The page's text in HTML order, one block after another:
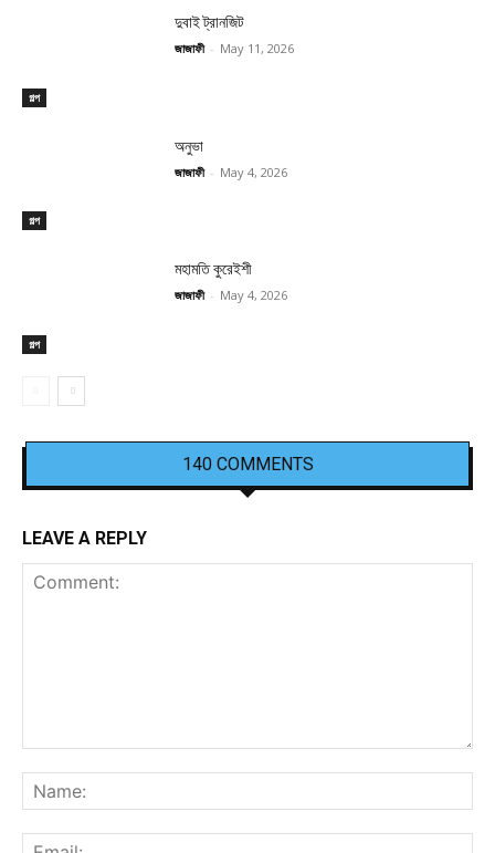
গল্প
দুবাই ট্রানজিট
জাজাফী - May 11, 2026
গল্প
অনুভা
জাজাফী - May 4, 2026
গল্প
মহামতি কুরেইশী
জাজাফী - May 4, 2026
140 COMMENTS
LEAVE A REPLY